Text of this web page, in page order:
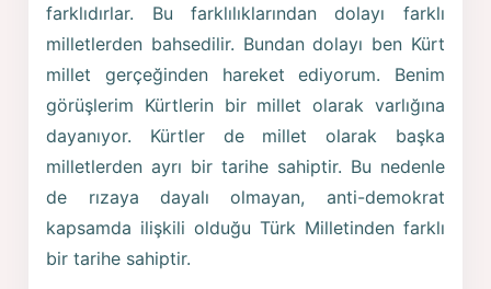
farklıdırlar. Bu farklılıklarından dolayı farklı
milletlerden bahsedilir. Bundan dolayı ben Kürt
millet gerçeğinden hareket ediyorum. Benim
görüşlerim Kürtlerin bir millet olarak varlığına
dayanıyor. Kürtler de millet olarak başka
milletlerden ayrı bir tarihe sahiptir. Bu nedenle
de rızaya dayalı olmayan, anti-demokrat
kapsamda ilişkili olduğu Türk Milletinden farklı
bir tarihe sahiptir.